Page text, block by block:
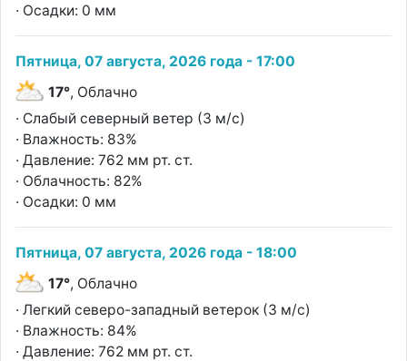
· Осадки: 0 мм
Пятница, 07 августа, 2026 года - 17:00
17°, Облачно
· Слабый северный ветер (3 м/с)
· Влажность: 83%
· Давление: 762 мм рт. ст.
· Облачность: 82%
· Осадки: 0 мм
Пятница, 07 августа, 2026 года - 18:00
17°, Облачно
· Легкий северо-западный ветерок (3 м/с)
· Влажность: 84%
· Давление: 762 мм рт. ст.